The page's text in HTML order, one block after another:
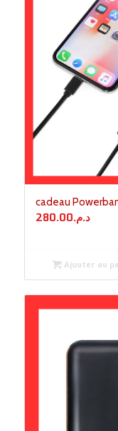
cadeau
د.م.280.00
Ajouter au